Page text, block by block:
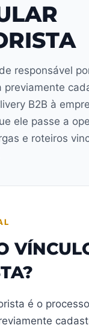
responsável
previamente
B2B à
ele passe a
e roteiros
é o